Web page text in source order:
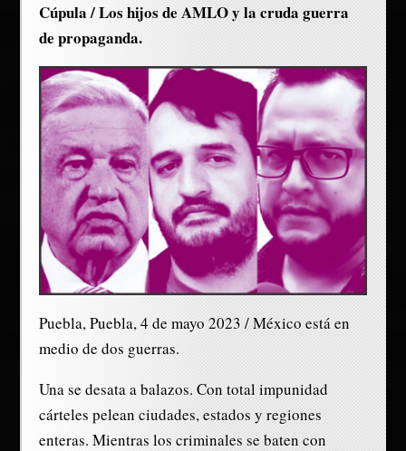
Cúpula / Los hijos de AMLO y la cruda guerra
de propaganda.
Puebla, Puebla, 4 de mayo 2023 / México está en
medio de dos guerras.
Una se desata a balazos. Con total impunidad
cárteles pelean ciudades, estados y regiones
enteras. Mientras los criminales se baten con